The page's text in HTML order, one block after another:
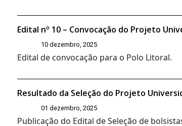
Edital nº 10 – Convocação do Projeto
10 dezembro, 2025
Edital de convocação para o Polo Litoral.
Resultado da Seleção do Projeto
01 dezembro, 2025
Publicação do Edital de Seleção de